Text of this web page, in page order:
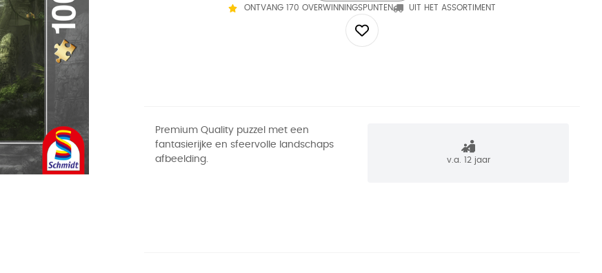
ONTVANG 170 OVERWINNINGSPUNTEN UIT HET ASSORTIMENT
Premium Quality puzzel met een
fantasierijke en sfeervolle landschaps
afbeelding.
v.a. 12 jaar